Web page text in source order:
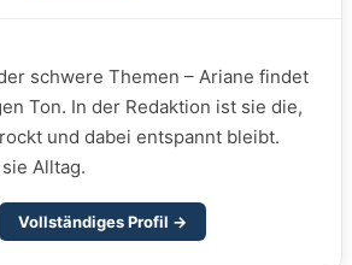
schwere Themen – Ariane findet
Ton. In der Redaktion ist sie die,
und dabei entspannt bleibt.
Alltag.
Vollständiges Profil →